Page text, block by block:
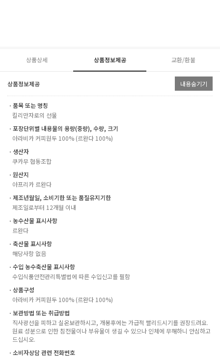
상품상세 상품정보제공 교환/환불
상품정보제공 내용숨기기
ㆍ품목 또는 명칭
킬리만자로의 선물
ㆍ포장단위별 내용물의 용량(중량), 수량, 크기
아라비카 커피원두 100% (르완다 100%)
ㆍ생산자
쿠카무 협동조합
ㆍ원산지
아프리카 르완다
ㆍ제조년월일, 소비기한 또는 품질유지기한
제조일로부터 12개월 이내
ㆍ농수산물 표시사항
르완다
ㆍ축산물 표시사항
해당사항 없음
ㆍ수입 농수축산물 표시사항
수입식품안전관리특별법에 따른 수입신고를 필함
ㆍ상품구성
아라비카 커피원두 100% (르완다 100%)
ㆍ보관방법 또는 취급방법
직사광선을 피하고 실온보관하시고, 개봉후에는 가급적 빨리드시기를 권장드려요.
원료 성분으로 인한 침전물이나 부유물이 생길 수 있으나 인체에 무해하니 안심하고
드십시오.
ㆍ소비자상담 관련 전화번호